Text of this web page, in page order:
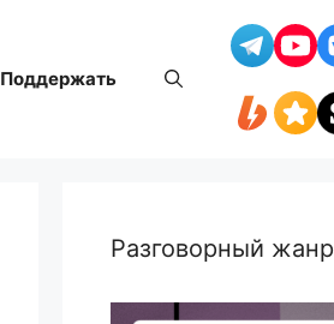
Поддержать
Разговорный жанр